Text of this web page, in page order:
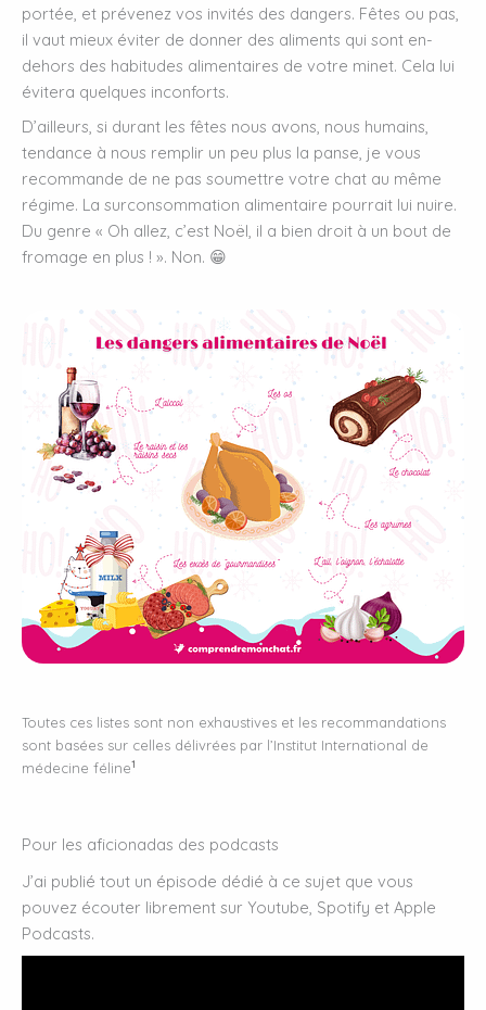
portée, et prévenez vos invités des dangers. Fêtes ou pas,
il vaut mieux éviter de donner des aliments qui sont en-
dehors des habitudes alimentaires de votre minet. Cela lui
évitera quelques inconforts.
D’ailleurs, si durant les fêtes nous avons, nous humains,
tendance à nous remplir un peu plus la panse, je vous
recommande de ne pas soumettre votre chat au même
régime. La surconsommation alimentaire pourrait lui nuire.
Du genre « Oh allez, c’est Noël, il a bien droit à un bout de
fromage en plus ! ». Non. 😁
Toutes ces listes sont non exhaustives et les recommandations
sont basées sur celles délivrées par l’Institut International de
médecine féline1
Pour les aficionadas des podcasts
J’ai publié tout un épisode dédié à ce sujet que vous
pouvez écouter librement sur Youtube, Spotify et Apple
Podcasts.